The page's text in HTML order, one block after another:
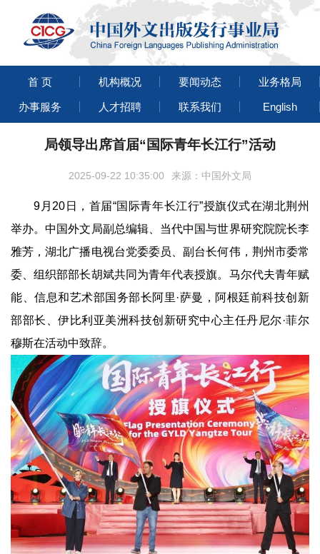
首 页 机构概况 要闻动态 业务格局
办事服务 人才招聘 联系我们 English
局领导出席首届“国际青年长江行”活动
2025-09-22 10:35:00 来源：中国外文局
9月20日，首届“国际青年长江行”授旗仪式在湖北荆州
举办。中国外文局副总编辑、当代中国与世界研究院院长李
雅芳，湖北广播电视台党委委员、副台长何伟，荆州市委常
委、组织部部长胡斌共同为青年代表授旗。马尔代夫青年赋
能、信息和艺术部国务部长阿里·萨曼，阿根廷前科技创新
部部长、伊比利亚美洲科技创新研究中心主任丹尼尔·菲尔
穆斯在活动中致辞。